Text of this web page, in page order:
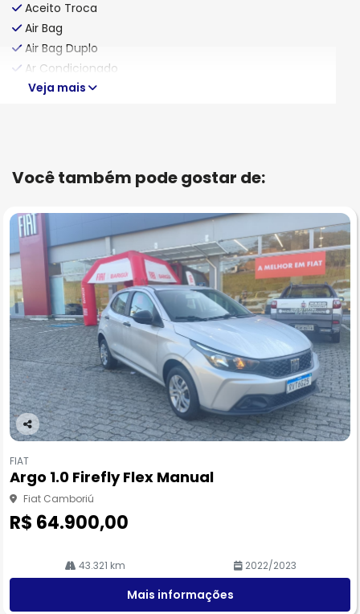
Aceito Troca
Air Bag
Air Bag Duplo
Ar Condicionado
Veja mais
Você também pode gostar de:
Co
pa
rtil
he
FIAT
Argo 1.0 Firefly Flex Manual
Fiat Camboriú
R$ 64.900,00
43.321 km 2022/2023
Mais informações